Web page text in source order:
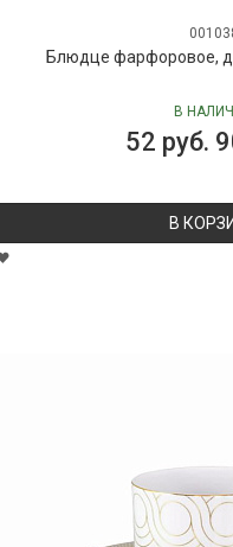
Блюдце фарфоровое, д.
В
52 руб.
В